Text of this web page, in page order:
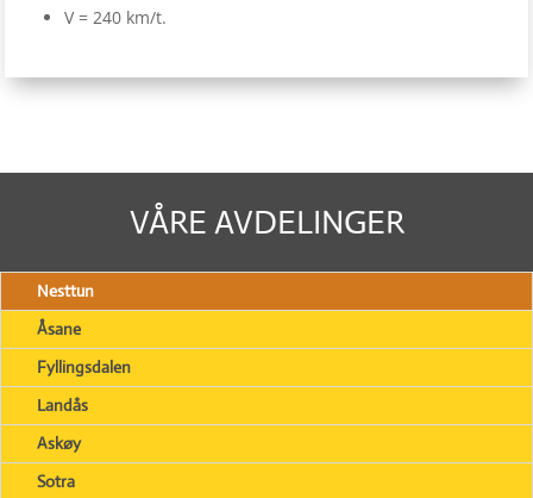
V = 240 km/t.
VÅRE AVDELINGER
Nesttun
Åsane
Fyllingsdalen
Landås
Askøy
Sotra